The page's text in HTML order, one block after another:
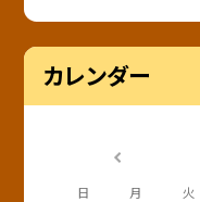
カレンダー
日 月 火